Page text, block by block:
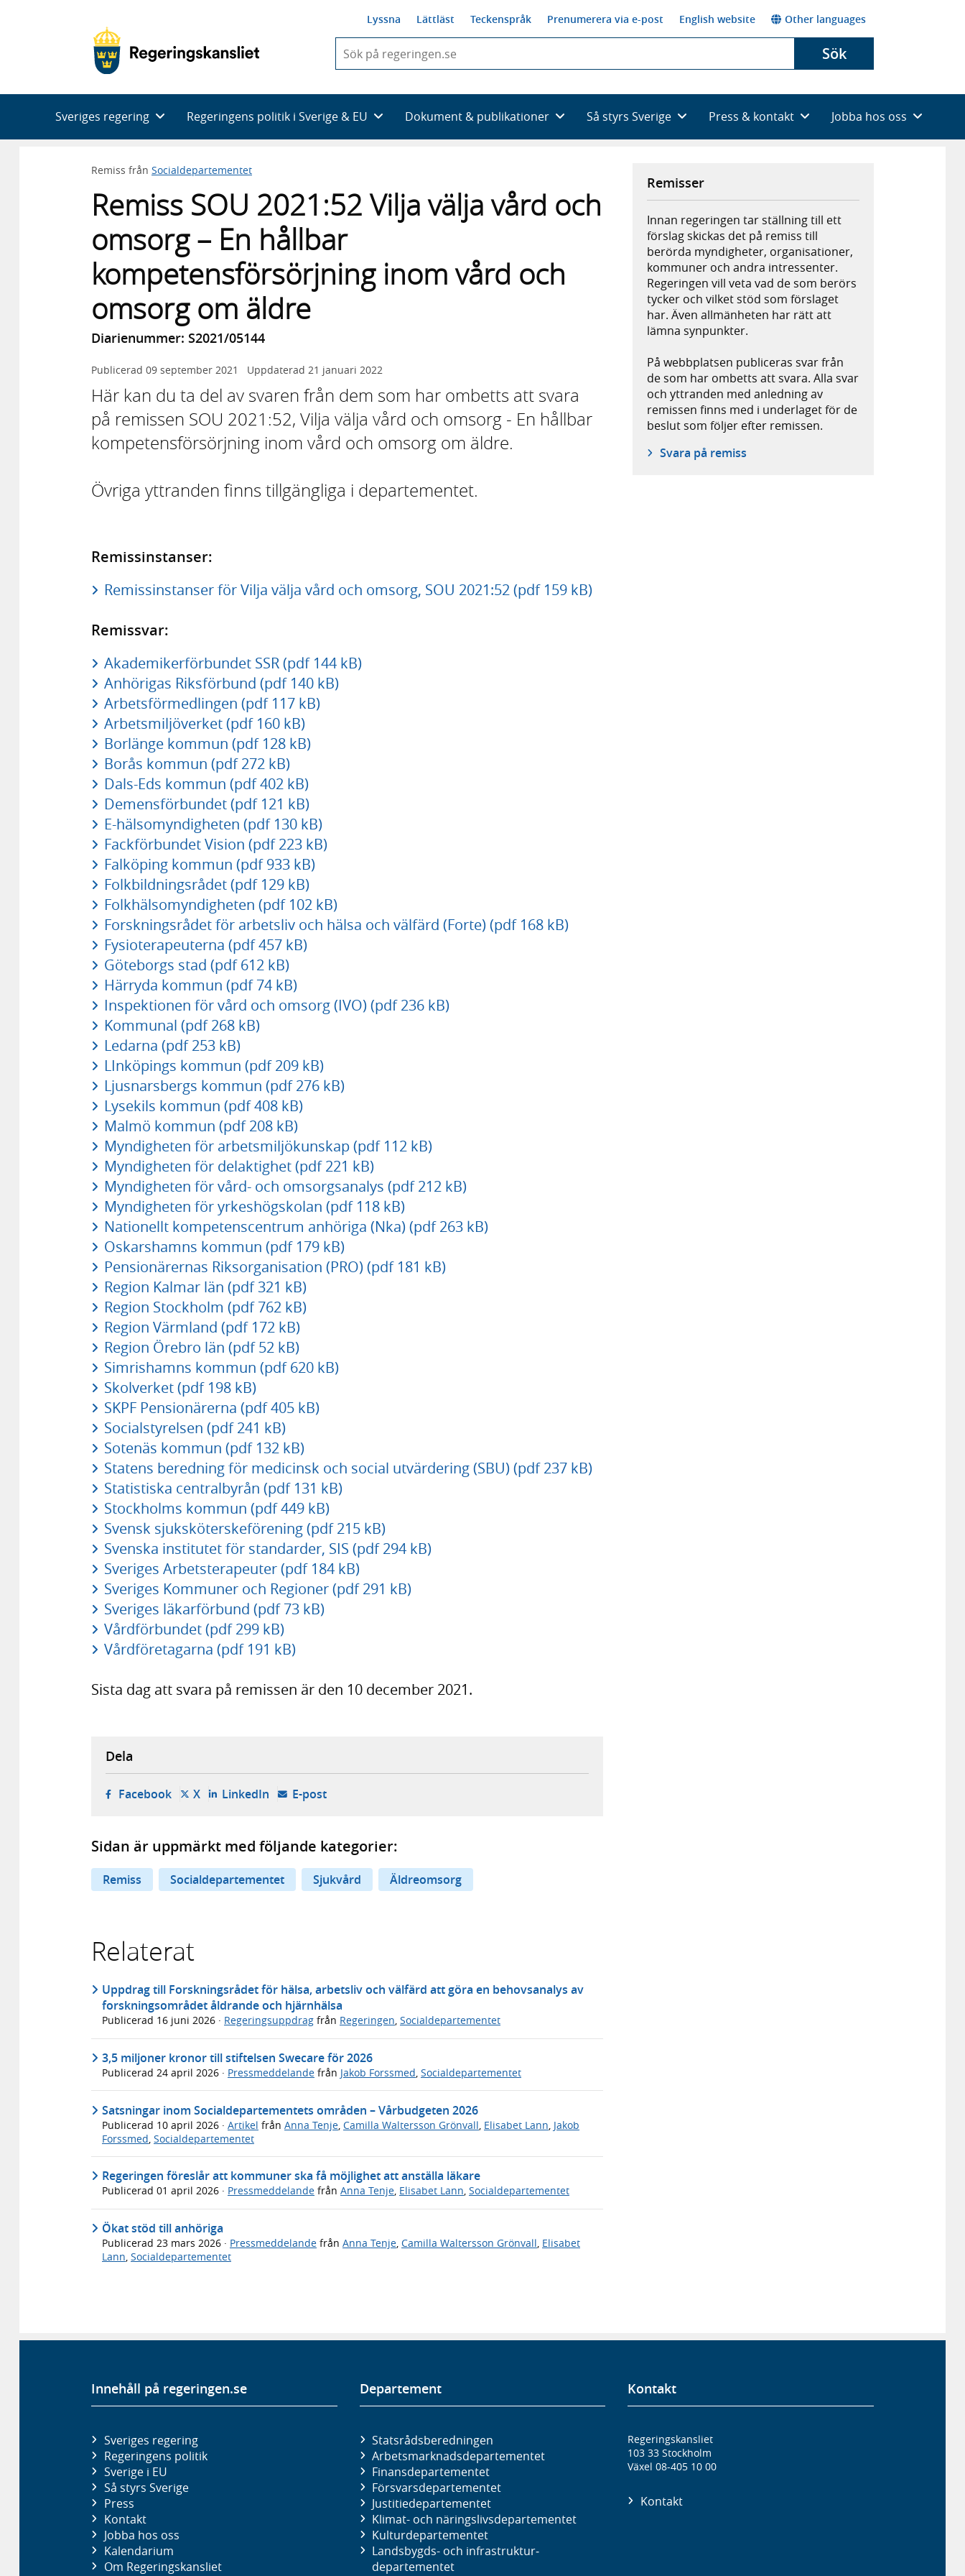
Lyssna Lättläst Teckenspråk Prenumerera via e-post English website Other languages
du
skriva
framträder
en
Sök
Sveriges regering Regeringens politik i Sverige & EU Dokument & publikationer Så styrs Sverige Press & kontakt Jobba hos oss
Remiss från Socialdepartementet
Remiss SOU 2021:52 Vilja välja vård och
omsorg – En hållbar
kompetensförsörjning inom vård och
omsorg om äldre
Diarienummer: S2021/05144
Publicerad 09 september 2021 Uppdaterad 21 januari 2022
Här kan du ta del av svaren från dem som har ombetts att svara
på remissen SOU 2021:52, Vilja välja vård och omsorg - En hållbar
kompetensförsörjning inom vård och omsorg om äldre.
Övriga yttranden finns tillgängliga i departementet.
Remissinstanser:
Remissinstanser för Vilja välja vård och omsorg, SOU 2021:52 (pdf 159 kB)
Remissvar:
Akademikerförbundet SSR (pdf 144 kB)
Anhörigas Riksförbund (pdf 140 kB)
Arbetsförmedlingen (pdf 117 kB)
Arbetsmiljöverket (pdf 160 kB)
Borlänge kommun (pdf 128 kB)
Borås kommun (pdf 272 kB)
Dals-Eds kommun (pdf 402 kB)
Demensförbundet (pdf 121 kB)
E-hälsomyndigheten (pdf 130 kB)
Fackförbundet Vision (pdf 223 kB)
Falköping kommun (pdf 933 kB)
Folkbildningsrådet (pdf 129 kB)
Folkhälsomyndigheten (pdf 102 kB)
Forskningsrådet för arbetsliv och hälsa och välfärd (Forte) (pdf 168 kB)
Fysioterapeuterna (pdf 457 kB)
Göteborgs stad (pdf 612 kB)
Härryda kommun (pdf 74 kB)
Inspektionen för vård och omsorg (IVO) (pdf 236 kB)
Kommunal (pdf 268 kB)
Ledarna (pdf 253 kB)
LInköpings kommun (pdf 209 kB)
Ljusnarsbergs kommun (pdf 276 kB)
Lysekils kommun (pdf 408 kB)
Malmö kommun (pdf 208 kB)
Myndigheten för arbetsmiljökunskap (pdf 112 kB)
Myndigheten för delaktighet (pdf 221 kB)
Myndigheten för vård- och omsorgsanalys (pdf 212 kB)
Myndigheten för yrkeshögskolan (pdf 118 kB)
Nationellt kompetenscentrum anhöriga (Nka) (pdf 263 kB)
Oskarshamns kommun (pdf 179 kB)
Pensionärernas Riksorganisation (PRO) (pdf 181 kB)
Region Kalmar län (pdf 321 kB)
Region Stockholm (pdf 762 kB)
Region Värmland (pdf 172 kB)
Region Örebro län (pdf 52 kB)
Simrishamns kommun (pdf 620 kB)
Skolverket (pdf 198 kB)
SKPF Pensionärerna (pdf 405 kB)
Socialstyrelsen (pdf 241 kB)
Sotenäs kommun (pdf 132 kB)
Statens beredning för medicinsk och social utvärdering (SBU) (pdf 237 kB)
Statistiska centralbyrån (pdf 131 kB)
Stockholms kommun (pdf 449 kB)
Svensk sjuksköterskeförening (pdf 215 kB)
Svenska institutet för standarder, SIS (pdf 294 kB)
Sveriges Arbetsterapeuter (pdf 184 kB)
Sveriges Kommuner och Regioner (pdf 291 kB)
Sveriges läkarförbund (pdf 73 kB)
Vårdförbundet (pdf 299 kB)
Vårdföretagarna (pdf 191 kB)
Sista dag att svara på remissen är den 10 december 2021.
Remisser
Innan regeringen tar ställning till ett
förslag skickas det på remiss till
berörda myndigheter, organisationer,
kommuner och andra intressenter.
Regeringen vill veta vad de som berörs
tycker och vilket stöd som förslaget
har. Även allmänheten har rätt att
lämna synpunkter.
På webbplatsen publiceras svar från
de som har ombetts att svara. Alla svar
och yttranden med anledning av
remissen finns med i underlaget för de
beslut som följer efter remissen.
Svara på remiss
Dela
Facebook- öppnas i ny flik, extern webbplats,
X- öppnas i ny flik, extern webbplats,
LinkedIn- öppnas i ny flik, extern webbplats,
E-post- öppnar din e-postklient,
Sidan är uppmärkt med följande kategorier:
Remiss Socialdepartementet Sjukvård Äldreomsorg
Relaterat
Uppdrag till Forskningsrådet för hälsa, arbetsliv och välfärd att göra en behovsanalys av
forskningsområdet åldrande och hjärnhälsa
Publicerad 16 juni 2026 · Regeringsuppdrag från Regeringen, Socialdepartementet
3,5 miljoner kronor till stiftelsen Swecare för 2026
Publicerad 24 april 2026 · Pressmeddelande från Jakob Forssmed, Socialdepartementet
Satsningar inom Socialdepartementets områden – Vårbudgeten 2026
Publicerad 10 april 2026 · Artikel från Anna Tenje Camilla Waltersson Grönvall Elisabet Lann Jakob
Forssmed Socialdepartementet
Regeringen föreslår att kommuner ska få möjlighet att anställa läkare
Publicerad 01 april 2026 · Pressmeddelande från Anna Tenje, Elisabet Lann, Socialdepartementet
Ökat stöd till anhöriga
Publicerad 23 mars 2026 · Pressmeddelande från Anna Tenje, Camilla Waltersson Grönvall, Elisabet
Lann, Socialdepartementet
Innehåll på regeringen.se
Sveriges regering
Regeringens politik
Sverige i EU
Så styrs Sverige
Press
Kontakt
Jobba hos oss
Kalendarium
Om Regeringskansliet
Departement
Statsrådsberedningen
Arbetsmarknads­departementet
Finans­departementet
Försvars­departementet
Justitie­departementet
Klimat- och näringslivs­departementet
Kultur­departementet
Landsbygds- och infrastruktur­
departementet
Kontakt
Regeringskansliet
103 33 Stockholm
Växel 08-405 10 00
Kontakt